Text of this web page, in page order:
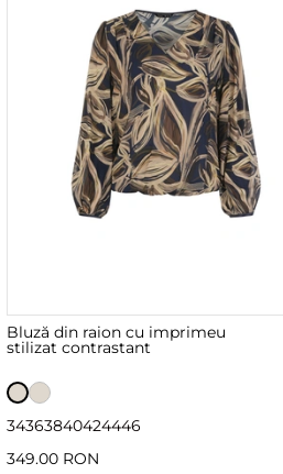
Bluză din raion cu imprimeu
stilizat contrastant
34363840424446
349.00 RON